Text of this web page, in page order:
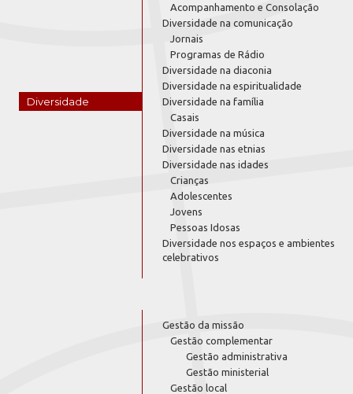
Diversidade
Acompanhamento e Consolação
Diversidade na comunicação
Jornais
Programas de Rádio
Diversidade na diaconia
Diversidade na espiritualidade
Diversidade na família
Casais
Diversidade na música
Diversidade nas etnias
Diversidade nas idades
Crianças
Adolescentes
Jovens
Pessoas Idosas
Diversidade nos espaços e ambientes
celebrativos
Gestão da missão
Gestão complementar
Gestão administrativa
Gestão ministerial
Gestão local